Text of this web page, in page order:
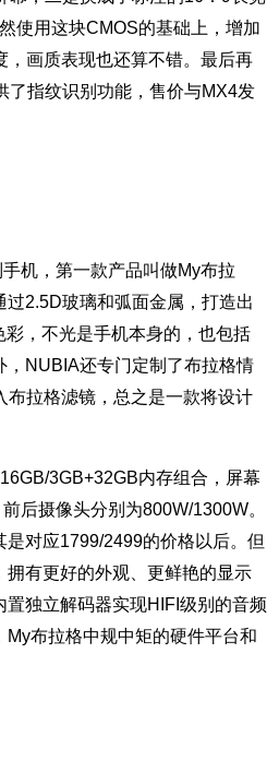
使用这块CMOS的基础上，增加
，画质表现也还算不错。最后再
了指纹识别功能，售价与MX4发
机，第一款产品叫做My布拉
2.5D玻璃和弧面金属，打造出
，不光是手机本身的，也包括
NUBIA还专门定制了布拉格情
拉格滤镜，总之是一款将设计
3GB+32GB内存组合，屏幕
后摄像头分别为800W/1300W。
对应1799/2499的价格以后。但
有更好的外观、更鲜艳的显示
独立解码器实现HIFI级别的音频
布拉格中规中矩的硬件平台和